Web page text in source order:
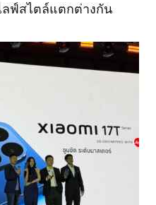
ฟ์สไตล์แตกต่างกัน